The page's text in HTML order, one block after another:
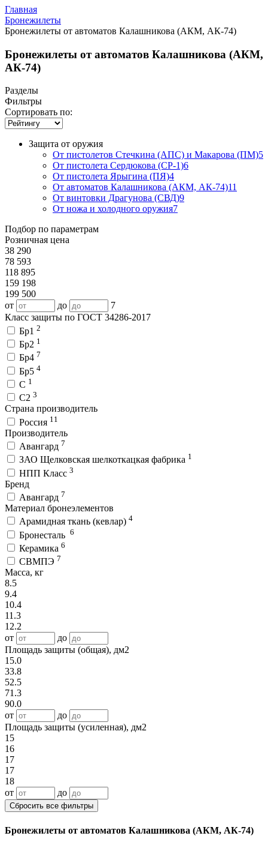
Главная
Бронежилеты
Бронежилеты от автоматов Калашникова (АКМ, АК-74)
Бронежилеты от автоматов Калашникова (АКМ,
АК-74)
Разделы
Фильтры
Сортировать по:
Защита от оружия
От пистолетов Стечкина (АПС) и Макарова (ПМ)5
От пистолета Сердюкова (СР-1)6
От пистолета Ярыгина (ПЯ)4
От автоматов Калашникова (АКМ, АК-74)11
От винтовки Драгунова (СВД)9
От ножа и холодного оружия7
Подбор по параметрам
Розничная цена
38 290
78 593
118 895
159 198
199 500
от
до
7
Класс защиты по ГОСТ 34286-2017
Бр1 2
Бр2 1
Бр4 7
Бр5 4
С 1
С2 3
Страна производитель
Россия 11
Производитель
Авангард 7
ЗАО Щелковская шелкоткацкая фабрика 1
НПП Класс 3
Бренд
Авангард 7
Материал бронеэлементов
Арамидная ткань (кевлар) 4
Бронесталь 6
Керамика 6
СВМПЭ 7
Масса, кг
8.5
9.4
10.4
11.3
12.2
от
до
Площадь защиты (общая), дм2
15.0
33.8
52.5
71.3
90.0
от
до
Площадь защиты (усиленная), дм2
15
16
17
17
18
от
до
Сбросить все фильтры
Бронежилеты от автоматов Калашникова (АКМ, АК-74)